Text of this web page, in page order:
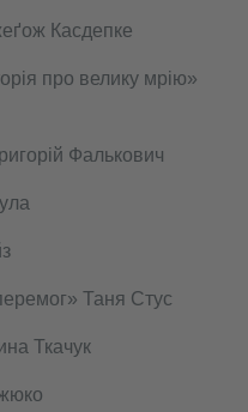
Касдепке
про велику мрію»
Фалькович
Таня Стус
Ткачук